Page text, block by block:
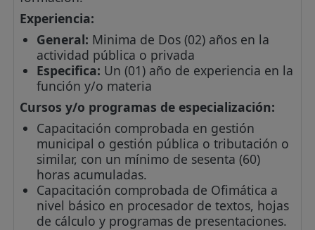
Experiencia:
General: Minima de Dos (02) años en la
actividad pública o privada
Especifica: Un (01) año de experiencia en la
función y/o materia
Cursos y/o programas de especialización:
Capacitación comprobada en gestión
municipal o gestión pública o tributación o
similar, con un mínimo de sesenta (60)
horas acumuladas.
Capacitación comprobada de Ofimática a
nivel básico en procesador de textos, hojas
de cálculo y programas de presentaciones.